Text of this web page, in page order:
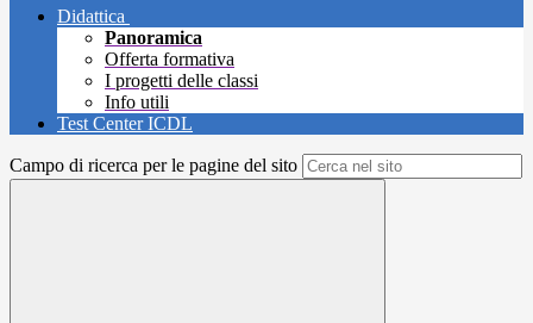
Didattica
Panoramica
Offerta formativa
I progetti delle classi
Info utili
Test Center ICDL
Campo di ricerca per le pagine del sito